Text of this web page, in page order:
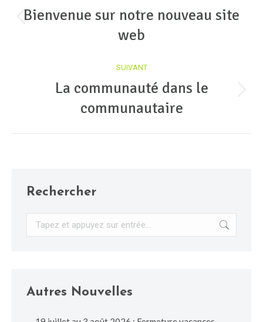
article
précédent
Bienvenue sur notre nouveau site
web
SUIVANT
suivant
:
La communauté dans le
communautaire
Rechercher
Recherche
:
Autres Nouvelles